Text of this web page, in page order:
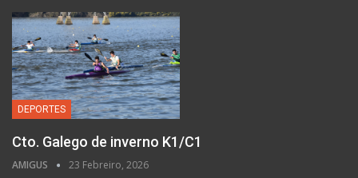
DEPORTES
Cto. Galego de inverno K1/C1
AMIGUS 23 Febreiro, 2026